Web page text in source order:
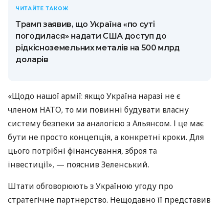
ЧИТАЙТЕ ТАКОЖ
Трамп заявив, що Україна «по суті
погодилася» надати США доступ до
рідкісноземельних металів на 500 млрд
доларів
«Щодо нашої армії: якщо Україна наразі не є
членом НАТО, то ми повинні будувати власну
систему безпеки за аналогією з Альянсом. І це має
бути не просто концепція, а конкретні кроки. Для
цього потрібні фінансування, зброя та
інвестиції», — пояснив Зеленський.
Штати обговорюють з Україною угоду про
стратегічне партнерство. Нещодавно її представив